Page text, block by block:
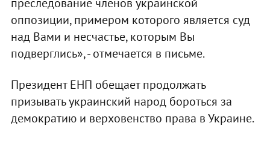
преследование членов украинской
оппозиции, примером которого является суд
над Вами и несчастье, которым Вы
подверглись», - отмечается в письме.
Президент ЕНП обещает продолжать
призывать украинский народ бороться за
демократию и верховенство права в Украине.